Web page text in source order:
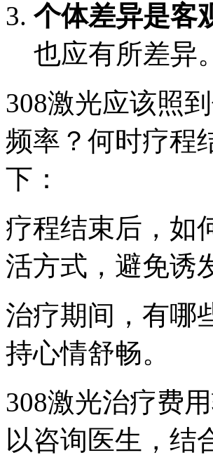
个体差异是客
也应有所差异。
308激光应该照
频率？何时疗程
下：
疗程结束后，如
活方式，避免诱
治疗期间，有哪
持心情舒畅。
308激光治疗费
以咨询医生，结